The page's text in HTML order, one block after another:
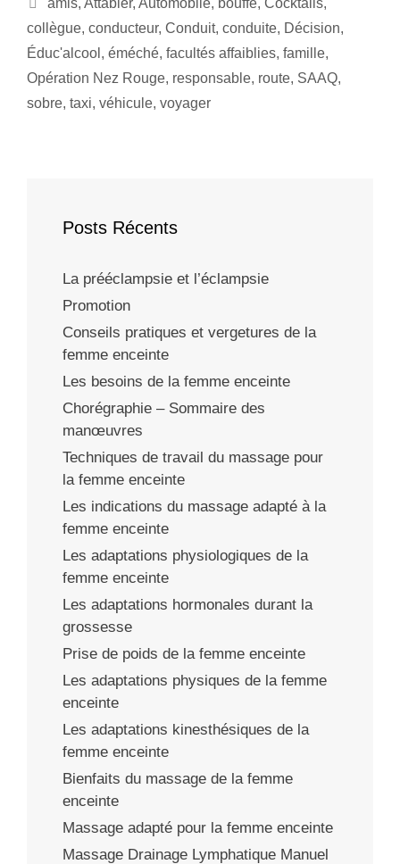
amis, Attabler, Automobile, bouffe, Cocktails,
collègue, conducteur, Conduit, conduite, Décision,
Éduc'alcool , éméché, facultés affaiblies, famille,
Opération Nez Rouge, responsable, route, SAAQ,
sobre, taxi, véhicule, voyager
Posts Récents
La prééclampsie et l’éclampsie
Promotion
Conseils pratiques et vergetures de la
femme enceinte
Les besoins de la femme enceinte
Chorégraphie – Sommaire des
manœuvres
Techniques de travail du massage pour
la femme enceinte
Les indications du massage adapté à la
femme enceinte
Les adaptations physiologiques de la
femme enceinte
Les adaptations hormonales durant la
grossesse
Prise de poids de la femme enceinte
Les adaptations physiques de la femme
enceinte
Les adaptations kinesthésiques de la
femme enceinte
Bienfaits du massage de la femme
enceinte
Massage adapté pour la femme enceinte
Massage Drainage Lymphatique Manuel